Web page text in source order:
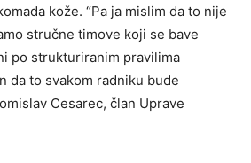
kože. “Pa ja mislim da to nije
stručne timove koji se bave
po strukturiranim pravilima
da to svakom radniku bude
Cesarec, član Uprave